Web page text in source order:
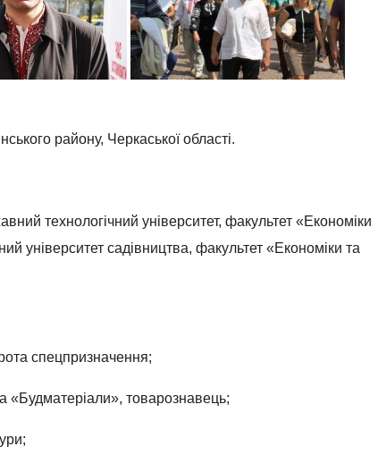
району, Черкаської області.
технологічний університет, факультет «Економіки
університет садівництва, факультет «Економіки та
спецпризначення;
«Будматеріали», товарознавець;